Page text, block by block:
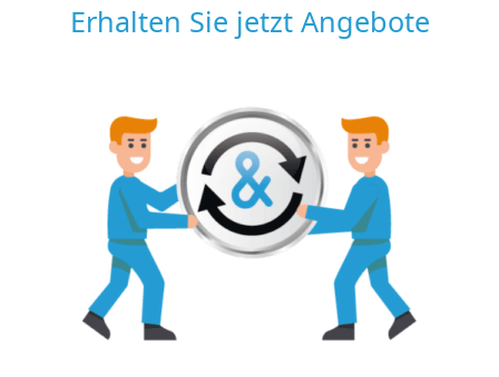
Erhalten Sie jetzt Angebote